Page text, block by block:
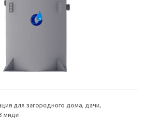
для загородного дома, дачи,
миди